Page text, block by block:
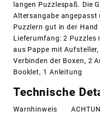
langen Puzzlespaß. Die
Altersangabe angepasst
Puzzlern gut in der Hand
Lieferumfang: 2 Puzzles
aus Pappe mit
Verbinden der Boxen, 2
Booklet, 1 Anleitung
Technische
Warnhinweis